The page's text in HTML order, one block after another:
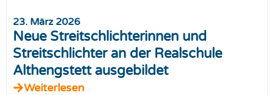
23. März 2026
Neue Streitschlichterinnen und
Streitschlichter an der Realschule
Althengstett ausgebildet
Weiterlesen